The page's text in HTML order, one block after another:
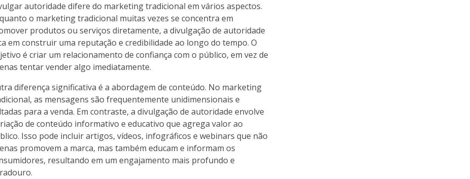
autoridade difere do marketing tradicional em vários aspectos.
o marketing tradicional muitas vezes se concentra em
produtos ou serviços diretamente, a divulgação de autoridade
em construir uma reputação e credibilidade ao longo do tempo. O
é criar um relacionamento de confiança com o público, em vez de
tentar vender algo imediatamente.
diferença significativa é a abordagem de conteúdo. No marketing
as mensagens são frequentemente unidimensionais e
para a venda. Em contraste, a divulgação de autoridade envolve
de conteúdo informativo e educativo que agrega valor ao
Isso pode incluir artigos, vídeos, infográficos e webinars que não
promovem a marca, mas também educam e informam os
resultando em um engajamento mais profundo e